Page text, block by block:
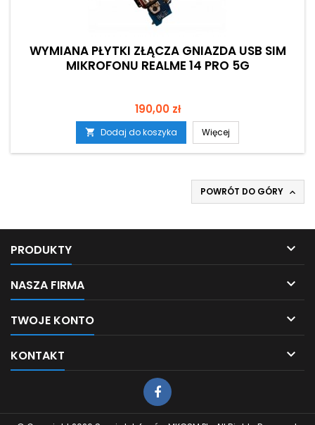
WYMIANA PŁYTKI ZŁĄCZA GNIAZDA USB SIM
MIKROFONU REALME 14 PRO 5G
Cena
190,00 zł
 Dodaj do koszyka Więcej
POWRÓT DO GÓRY 
PRODUKTY 
NASZA FIRMA 
TWOJE KONTO 
KONTAKT 